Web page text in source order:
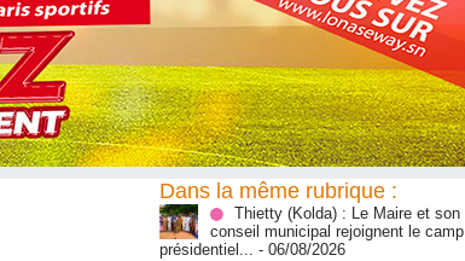
Dans la même rubrique :
‎Thietty (Kolda) : Le Maire et son
conseil municipal rejoignent le camp
présidentiel... - 06/08/2026